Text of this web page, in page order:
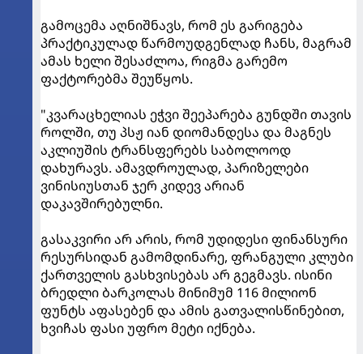
გამოცემა აღნიშნავს, რომ ეს გარიგება
პრაქტიკულად წარმოუდგენლად ჩანს, მაგრამ
ამას ხელი შესაძლოა, რიგმა გარემო
ფაქტორებმა შეუწყოს.
"კვარაცხელიას ეჭვი შეეპარება გუნდში თავის
როლში, თუ პსჟ იან დიომანდესა და მაგნეს
აკლიუშის ტრანსფერებს საბოლოოდ
დახურავს. ამავდროულად, პარიზელები
ვინისიუსთან ჯერ კიდევ არიან
დაკავშირებულნი.
გასაკვირი არ არის, რომ უდიდესი ფინანსური
რესურსიდან გამომდინარე, ფრანგული კლუბი
ქართველის გასხვისებას არ გეგმავს. ისინი
ბრედლი ბარკოლას მინიმუმ 116 მილიონ
ფუნტს აფასებენ და ამის გათვალისწინებით,
ხვიჩას ფასი უფრო მეტი იქნება.